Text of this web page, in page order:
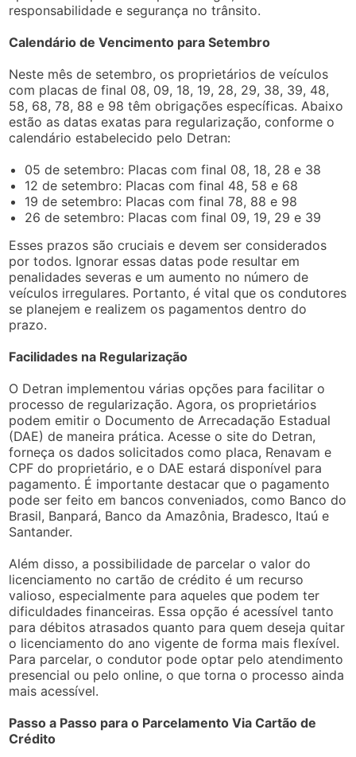
responsabilidade e segurança no trânsito.
Calendário de Vencimento para Setembro
Neste mês de setembro, os proprietários de veículos
com placas de final 08, 09, 18, 19, 28, 29, 38, 39, 48,
58, 68, 78, 88 e 98 têm obrigações específicas. Abaixo
estão as datas exatas para regularização, conforme o
calendário estabelecido pelo Detran:
05 de setembro: Placas com final 08, 18, 28 e 38
12 de setembro: Placas com final 48, 58 e 68
19 de setembro: Placas com final 78, 88 e 98
26 de setembro: Placas com final 09, 19, 29 e 39
Esses prazos são cruciais e devem ser considerados
por todos. Ignorar essas datas pode resultar em
penalidades severas e um aumento no número de
veículos irregulares. Portanto, é vital que os condutores
se planejem e realizem os pagamentos dentro do
prazo.
Facilidades na Regularização
O Detran implementou várias opções para facilitar o
processo de regularização. Agora, os proprietários
podem emitir o Documento de Arrecadação Estadual
(DAE) de maneira prática. Acesse o site do Detran,
forneça os dados solicitados como placa, Renavam e
CPF do proprietário, e o DAE estará disponível para
pagamento. É importante destacar que o pagamento
pode ser feito em bancos conveniados, como Banco do
Brasil, Banpará, Banco da Amazônia, Bradesco, Itaú e
Santander.
Além disso, a possibilidade de parcelar o valor do
licenciamento no cartão de crédito é um recurso
valioso, especialmente para aqueles que podem ter
dificuldades financeiras. Essa opção é acessível tanto
para débitos atrasados quanto para quem deseja quitar
o licenciamento do ano vigente de forma mais flexível.
Para parcelar, o condutor pode optar pelo atendimento
presencial ou pelo online, o que torna o processo ainda
mais acessível.
Passo a Passo para o Parcelamento Via Cartão de
Crédito